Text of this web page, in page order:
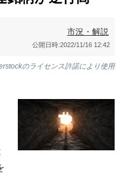
市況・解説
公開日時:2022/11/16 12:42
のライセンス許諾により使用